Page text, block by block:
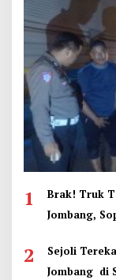
1
Brak! Truk
Jombang,
2
Sejoli
Jombang di